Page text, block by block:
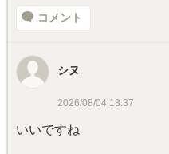
コメント
シヌ
2026/08/04 13:37
いいですね